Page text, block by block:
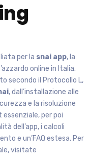
per la snai app, la
online in Italia.
secondo il Protocollo L,
, dall’installazione alle
e la risoluzione
per poi
dell’app, i calcoli
e un’FAQ estesa. Per
visitate